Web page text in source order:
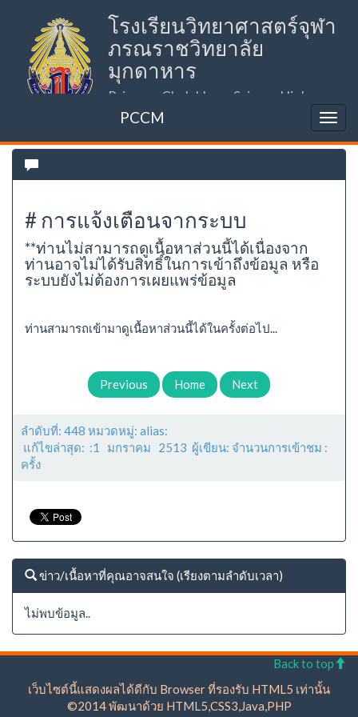
โรงเรียนวิทยาศาสตร์จุฬา
ภรณราชวิทยาลัย
มุกดาหาร
Princess Chulabhorn Science High
School Mukdahan (PCSHSM)
PCCM
# การแจ้งเตือนจากระบบ
**ท่านไม่สามารถดูเนื้อหาส่วนนี้ได้เนื่องจาก
ท่านอาจไม่ได้รับสิทธิ์ในการเข้าถึงข้อมูล หรือ
ระบบยังไม่ต้องการเผยแพร่ข้อมูล
ท่านสามารถเข้ามาดูเนื้อหาส่วนนี้ได้ในครั้งต่อไป...
Previous Home Next
ลำดับที่: 448 หมวดหมู่: alias:
แก้ไขล่าสุด: :1 มกราคม 2513 ผู้เขียน: จำนวนการเข้าชม :
ครั้ง
ข่าว/เนื้อหาที่คุณอาจสนใจ (เรียงตามลำดับเวลา)
ไม่พบข้อมูล..
Back to top
เว็บไซต์นี้แสดงผลได้ดีกับ Browser ที่รองรับ HTML5 เท่านั้น
©2014 พัฒนาด้วย HTML5,CSS3,Java,PHP